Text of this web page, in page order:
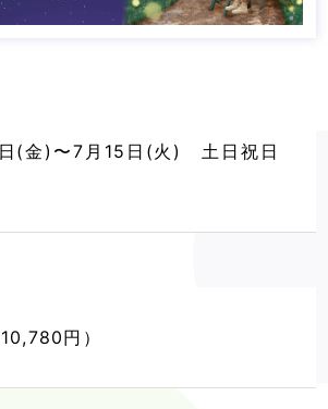
(金)〜7月15日(火) 土日祝日
円）